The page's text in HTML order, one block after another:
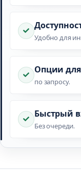
Удобно для
Опции для
по запросу.
Быстрый
Без очереди.